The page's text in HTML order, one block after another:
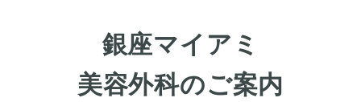
ビューホット銀座マイアミ
美容外科のご案内